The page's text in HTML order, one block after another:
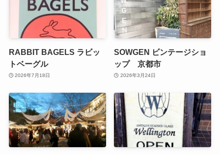
RABBIT BAGELS ラビッ
トベーグル
2026年7月18日
SOWGEN ビンテージショ
ップ 京都市
2026年3月24日